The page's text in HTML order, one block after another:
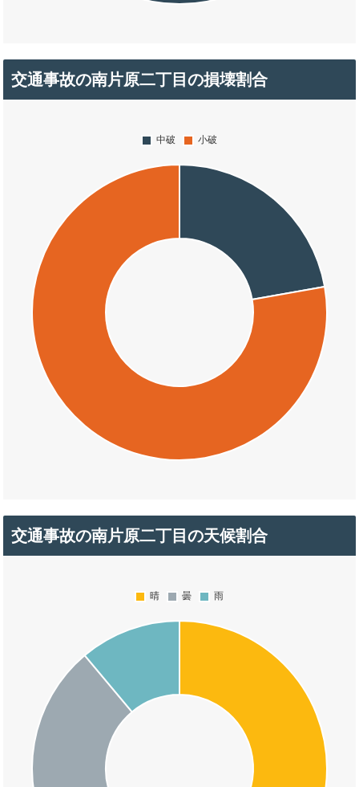
交通事故の南片原二丁目の損壊割合
交通事故の南片原二丁目の天候割合